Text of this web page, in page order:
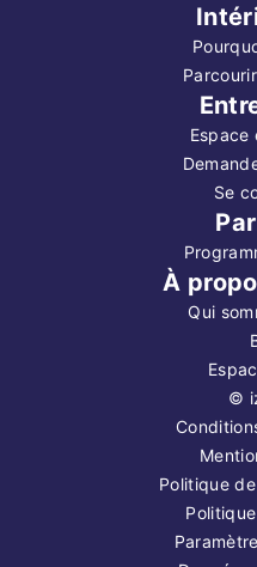
Espace
Se
À
Qui
©
Politique